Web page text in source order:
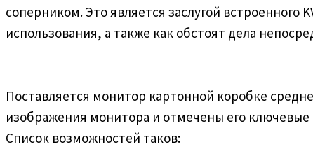
соперником. Это является заслугой
использования, а также как обстоят дела
Поставляется монитор картонной коробке
изображения монитора и отмечены его
Список возможностей таков: